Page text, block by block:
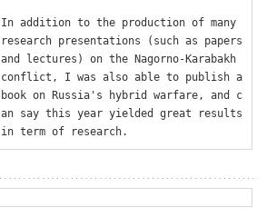
In addition to the production of many
research presentations (such as papers
and lectures) on the Nagorno-Karabakh
conflict, I was also able to publish a
book on Russia's hybrid warfare, and c
an say this year yielded great results
in term of research.